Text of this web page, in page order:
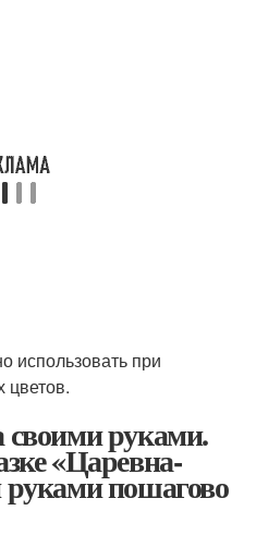
использовать при
цветов.
руками.
«Царевна-
пошагово